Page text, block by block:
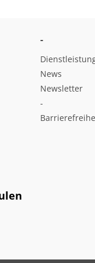
-
News
Newsletter
-